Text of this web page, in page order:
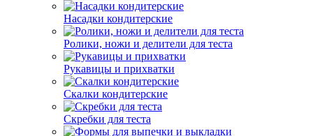
Насадки кондитерские
Ролики, ножи и делители для теста
Рукавицы и прихватки
Скалки кондитерские
Скребки для теста